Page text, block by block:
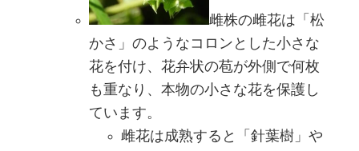
雌株の雌花は「松
かさ」のようなコロンとした小さな
花を付け、花弁状の苞が外側で何枚
も重なり、本物の小さな花を保護し
ています。
雌花は成熟すると「針葉樹」や